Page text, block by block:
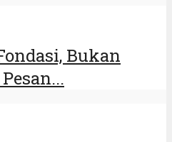
Bukan